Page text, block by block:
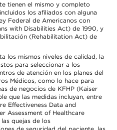
tienen el mismo y completo
los afiliados con alguna
Federal de Americanos con
with Disabilities Act) de 1990, y
(Rehabilitation Act) de
los mismos niveles de calidad, la
para seleccionar a los
de atención en los planes del
Médicos, como lo hace para
de negocios de KFHP (Kaiser
que las medidas incluyan, entre
Effectiveness Data and
Assessment of Healthcare
quejas de los